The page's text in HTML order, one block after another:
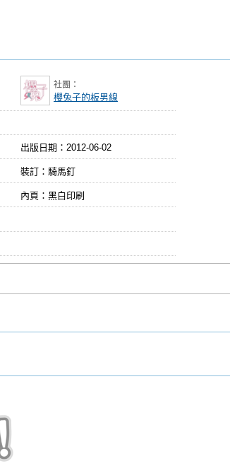
社團：
櫻兔子的板男線
出版日期： 2012-06-02
裝訂：騎馬釘
內頁：黑白印刷